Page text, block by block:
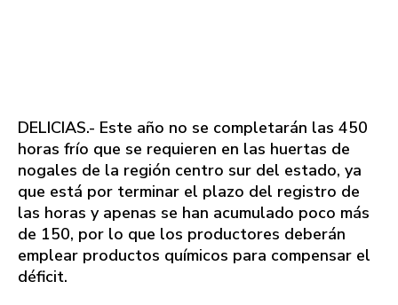
DELICIAS.- Este año no se completarán las 450
horas frío que se requieren en las huertas de
nogales de la región centro sur del estado, ya
que está por terminar el plazo del registro de
las horas y apenas se han acumulado poco más
de 150, por lo que los productores deberán
emplear productos químicos para compensar el
déficit.